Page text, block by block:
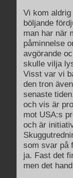
Vi kom
böljande
man har när
påminnelse
avgörande
skulle vilja
Visst var vi
den tron
senaste
och vis är
mot USA:s
och är
som svar på
ja. Fast det
men det